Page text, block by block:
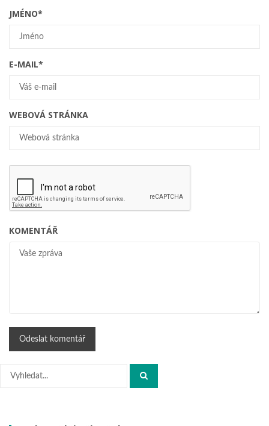
JMÉNO*
E-MAIL*
WEBOVÁ STRÁNKA
KOMENTÁŘ
Hledat: